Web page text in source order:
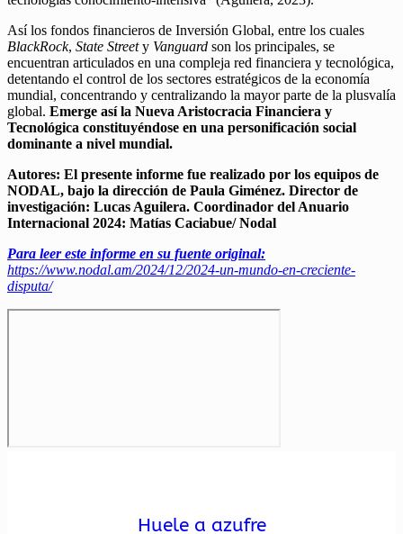
Así los fondos financieros de Inversión Global, entre los cuales
BlackRock, State Streety Vanguard son los principales, se
encuentran articulados en una compleja red financiera y tecnológica,
detentando el control de los sectores estratégicos de la economía
mundial, concentrando y centralizando la mayor parte de la plusvalía
global. Emerge así la Nueva Aristocracia Financiera y
Tecnológica constituyéndose en una personificación social
dominante a nivel mundial.
Autores: El presente informe fue realizado por los equipos de
NODAL, bajo la dirección de Paula Giménez. Director de
investigación: Lucas Aguilera. Coordinador del Anuario
Internacional 2024: Matías Caciabue/ Nodal
Para leer este informe en su fuente original:
https://www.nodal.am/2024/12/2024-un-mundo-en-creciente-
disputa/
Huele a azufre